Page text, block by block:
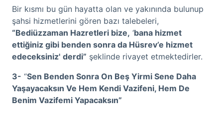
Bir kısmı bu gün hayatta olan ve yakınında bulunup
şahsi hizmetlerini gören bazı talebeleri,
“Bediüzzaman Hazretleri bize, ‘bana hizmet
ettiğiniz gibi benden sonra da Hüsrev’e hizmet
edeceksiniz' derdi” şeklinde rivayet etmektedirler.
3- “Sen Benden Sonra On Beş Yirmi Sene Daha
Yaşayacaksın Ve Hem Kendi Vazifeni, Hem De
Benim Vazifemi Yapacaksın”